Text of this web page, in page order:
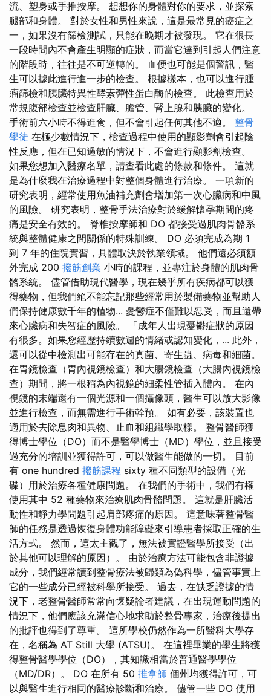
流、塑身或手推按摩。 想想你的身體對你的要求，並探索
腿部和身體。 對於女性和男性來說，這是最常見的癌症之
一，如果沒有篩檢測試，只能在晚期才被發現。 它在很長
一段時間內不會產生明顯的症狀，而當它達到引起人們注意
的階段時，往往是不可逆轉的。 血便也可能是個警訊，醫
生可以據此進行進一步的檢查。 根據樣本，也可以進行腫
瘤篩檢和胰臟特異性酵素彈性蛋白酶的檢查。 此檢查用於
常規腹部檢查並檢查肝臟、膽管、腎上腺和胰臟的變化。
手術前六小時不得進食，但不會引起任何其他不適。 整骨
學徒 在極少數情況下，檢查過程中使用的顯影劑會引起陰
性反應，但在已知過敏的情況下，不會進行顯影劑檢查。
如果您想加入醫療名單，請查看此處的條款和條件。 這就
是為什麼我在治療過程中對整個身體進行治療。 一項新的
研究表明，經常使用魚油補充劑會增加第一次心臟病和中風
的風險。 研究表明，整骨手法治療對於緩解懷孕期間的疼
痛是安全有效的。 脊椎按摩師和 DO 都接受過肌肉骨骼系
統與整體健康之間關係的特殊訓練。 DO 必須完成為期 1
到 7 年的住院實習，具體取決於執業領域。 他們還必須額
外完成 200 撥筋創業 小時的課程，並專注於身體的肌肉骨
骼系統。 儘管借助現代醫學，現在幾乎所有疾病都可以獲
得藥物，但我們絕不能忘記那些經常用於製備藥物並幫助人
們保持健康數千年的植物... 憂鬱症不僅難以忍受，而且還帶
來心臟病和失智症的風險。 「成年人出現憂鬱症狀的原因
有很多。如果您經歷持續數週的情緒或認知變化，... 此外，
還可以從中檢測出可能存在的真菌、寄生蟲、病毒和細菌。
在胃鏡檢查（胃內視鏡檢查）和大腸鏡檢查（大腸內視鏡檢
查）期間，將一根稱為內視鏡的細柔性管插入體內。 在內
視鏡的末端還有一個光源和一個攝像頭，醫生可以放大影像
並進行檢查，而無需進行手術幹預。 如有必要，該裝置也
適用於去除息肉和異物、止血和組織學取樣。 整骨醫師獲
得博士學位（DO）而不是醫學博士（MD）學位，並且接受
過充分的培訓並獲得許可，可以做醫生能做的一切。 目前
有 one hundred 撥筋課程 sixty 種不同類型的設備（光
碟）用於治療各種健康問題。 在我們的手術中，我們有權
使用其中 52 種藥物來治療肌肉骨骼問題。 這就是肝臟活
動性和靜力學問題引起肩部疼痛的原因。 這意味著整骨醫
師的任務是透過恢復身體功能障礙來引導患者採取正確的生
活方式。 然而，這太主觀了，無法被實證醫學所接受（出
於其他可以理解的原因）。 由於治療方法可能包含非證據
成分，我們經常讀到整骨療法被歸類為偽科學，儘管事實上
它的一些成分已經被科學所接受。 過去，在缺乏證據的情
況下，老整骨醫師常常向懷疑論者建議，在出現運動問題的
情況下，他們應該充滿信心地求助於整骨專家，治療後提出
的批評也得到了尊重。 這所學校仍然作為一所醫科大學存
在，名稱為 AT Still 大學 (ATSU)。 在這裡畢業的學生將獲
得整骨醫學學位（DO），其知識相當於普通醫學學位
（MD/DR）。 DO 在所有 50 推拿師 個州均獲得許可，可
以與醫生進行相同的醫療診斷和治療。 儘管一些 DO 使用